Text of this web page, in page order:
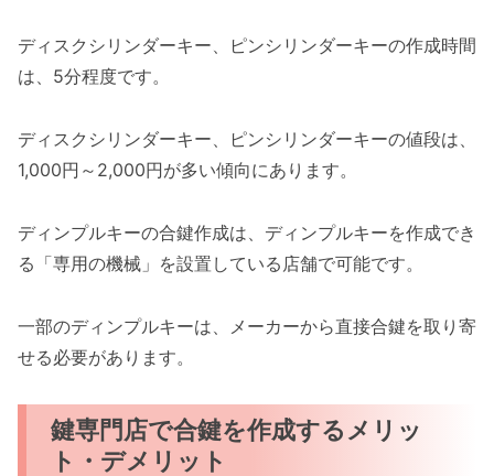
ディスクシリンダーキー、ピンシリンダーキーの作成時間
は、5分程度です。
ディスクシリンダーキー、ピンシリンダーキーの値段は、
1,000円～2,000円が多い傾向にあります。
ディンプルキーの合鍵作成は、ディンプルキーを作成でき
る「専用の機械」を設置している店舗で可能です。
一部のディンプルキーは、メーカーから直接合鍵を取り寄
せる必要があります。
鍵専門店で合鍵を作成するメリッ
ト・デメリット